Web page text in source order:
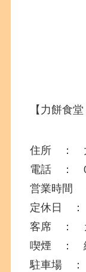
【力餅食
住所 ：
電話 ：
営業時間
定休日
客席 ：
喫煙 ：
駐車場 ：